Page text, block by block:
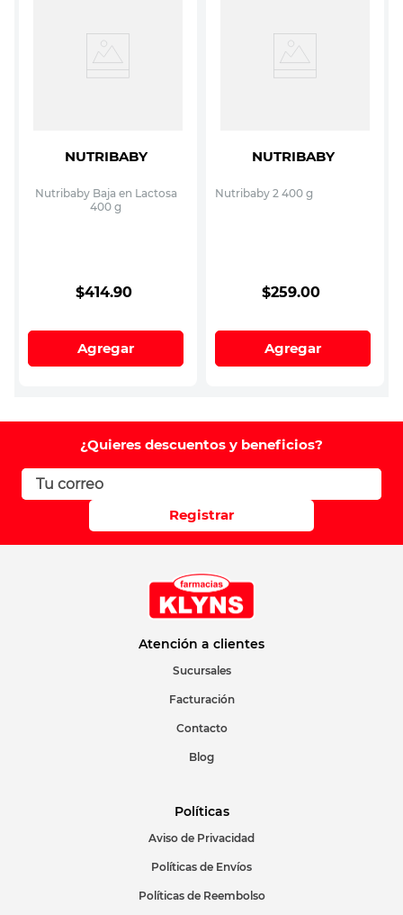
NUTRIBABY
Nutribaby Baja en Lactosa
400 g
$414.90
Agregar
NUTRIBABY
Nutribaby 2 400 g
$259.00
Agregar
¿Quieres descuentos y beneficios?
Registrar
Atención a clientes
Sucursales
Facturación
Contacto
Blog
Políticas
Aviso de Privacidad
Políticas de Envíos
Políticas de Reembolso